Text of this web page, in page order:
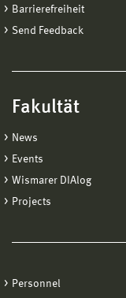
Barrierefreiheit
Send Feedback
Fakultät
News
Events
Wismarer DIAlog
Projects
Personnel